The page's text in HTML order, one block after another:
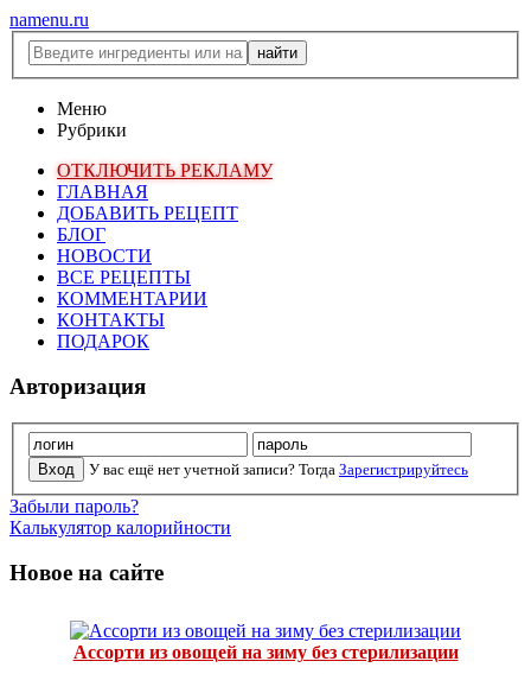
namenu.ru
Меню
Рубрики
ОТКЛЮЧИТЬ РЕКЛАМУ
ГЛАВНАЯ
ДОБАВИТЬ РЕЦЕПТ
БЛОГ
НОВОСТИ
ВСЕ РЕЦЕПТЫ
КОММЕНТАРИИ
КОНТАКТЫ
ПОДАРОК
Авторизация
У вас ещё нет учетной записи? Тогда Зарегистрируйтесь
Забыли пароль?
Калькулятор калорийности
Новое на сайте
Ассорти из овощей на зиму без стерилизации